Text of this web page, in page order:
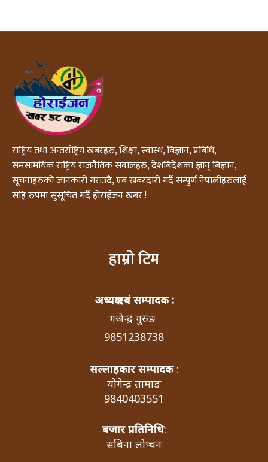
राष्ट्रिय तथा अन्तर्राष्ट्रिय खबरहरु, शिक्षा, स्वास्थ, बिज्ञान, प्रबिधि,
समसामयिक राष्ट्रिय राजनैतिक सवालहरु, देशबिदेशका ज्ञान् बिज्ञान,
सूचनाहरुको जानकारी गराउदै, एबं खबरदारी गर्दै सम्पुर्ण नेपालीहरुलाई
सहि रुपमा सुसूचित गर्दै होराईजन खबर !
हाम्रो टिम
अध्यक्ष एबं सम्पादक :
गजेन्द्र गुरुङ
9851238738
सल्लाहकार सम्पादक:
योगेन्द्र तामाङ
9840403551
बजार प्रतिनिधि:
सबिना लोप्चन